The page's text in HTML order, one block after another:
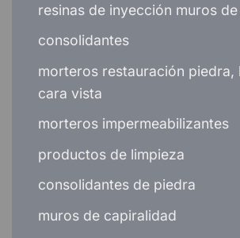
resinas de inyección muros
consolidantes
morteros restauración piedra,
cara vista
morteros impermeabilizantes
productos de limpieza
consolidantes de piedra
muros de capiralidad